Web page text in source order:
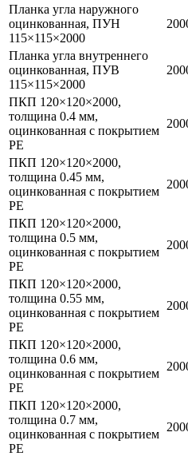
Планка угла наружного
оцинкованная, ПУН
115×115×2000
Планка угла внутреннего
оцинкованная, ПУВ
115×115×2000
ПКП 120×120×2000,
толщина 0.4 мм,
оцинкованная с покрытием
PE
ПКП 120×120×2000,
толщина 0.45 мм,
оцинкованная с покрытием
PE
ПКП 120×120×2000,
толщина 0.5 мм,
оцинкованная с покрытием
PE
ПКП 120×120×2000,
толщина 0.55 мм,
оцинкованная с покрытием
PE
ПКП 120×120×2000,
толщина 0.6 мм,
оцинкованная с покрытием
PE
ПКП 120×120×2000,
толщина 0.7 мм,
оцинкованная с покрытием
PE